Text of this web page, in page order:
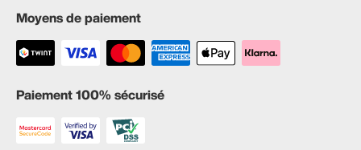
Moyens de paiement
Paiement 100% sécurisé